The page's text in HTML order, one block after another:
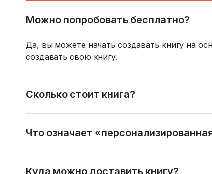
Можно попробовать бесплатно?
Да, вы можете начать создавать книгу на
создавать свою книгу.
Сколько стоит книга?
Что означает